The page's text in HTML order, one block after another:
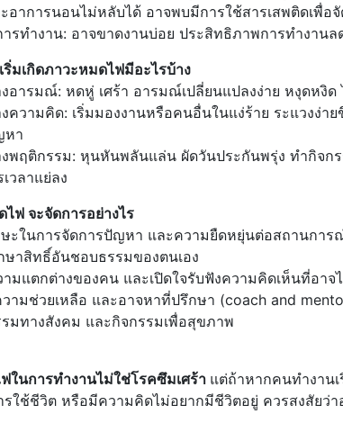
อาการนอนไม่หลับได้ อาจพบมีการใช้สารเสพติดเพื่อ
าน: อาจขาดงานบ่อย ประสิทธิภาพการทำงานลด
มเกิดภาวะหมดไฟมีอะไรบ้าง
อารมณ์: หดหู่ เศร้า อารมณ์เปลี่ยนแปลงง่าย หงุดหงิด
ความคิด: เริ่มมองงานหรือคนอื่นในแง่ร้าย ระแวงง่
หา
พฤติกรรม: หุนหันพลันแล่น ผัดวันประกันพรุ่ง ทำกิจก
วลาแย่ลง
ฟ จะจัดการอย่างไร
ในการจัดการปัญหา และความยืดหยุ่นต่อสถานการ
ษาสิทธิ์อันชอบธรรมของตนเอง
มแตกต่างของคน และเปิดใจรับฟังความคิดเห็นที่อา
ามช่วยเหลือ และอาจหาที่ปรึกษา (coach and
มทางสังคม และกิจกรรมเพื่อสุขภาพ
การทำงานไม่ใช่โรคซึมเศร้า แต่ถ้าหากคนทำงาน
ใช้ชีวิต หรือมีความคิดไม่อยากมีชีวิตอยู่ ควรสงสัยว่